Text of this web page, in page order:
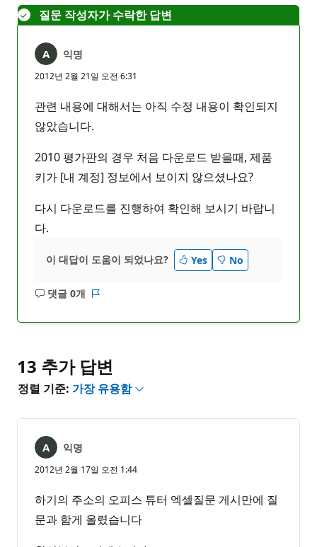
질문 작성자가 수락한 답변
익명
2012년 2월 21일 오전 6:31
관련 내용에 대해서는 아직 수정 내용이 확인되지
않았습니다.
2010 평가판의 경우 처음 다운로드 받을때, 제품
키가 [내 계정] 정보에서 보이지 않으셨나요?
다시 다운로드를 진행하여 확인해 보시기 바랍니
다.
이 대답이 도움이 되었나요? Yes No
댓글 0개
설
13 추가 답변
정렬 기준: 가장 유용함
익명
2012년 2월 17일 오전 1:44
하기의 주소의 오피스 튜터 엑셀질문 게시만에 질
문과 함게 올렸습니다